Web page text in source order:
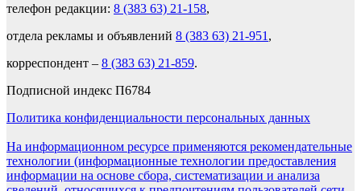
телефон редакции: 8 (383 63) 21-158,
отдела рекламы и объявлений 8 (383 63) 21-951 ,
корреспондент – 8 (383 63) 21-859.
Подписной индекс П6784
Политика конфиденциальности персональных данных
На информационном ресурсе применяются рекомендательные
технологии (информационные технологии предоставления
информации на основе сбора, систематизации и анализа